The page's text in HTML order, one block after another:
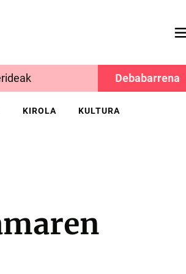
Debabarrena
KIROLA KULTURA